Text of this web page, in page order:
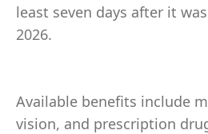
least seven days after it
2026.
Available benefits include
vision, and prescription